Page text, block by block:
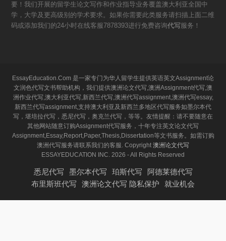
要！我们开展的留学生论文写作和作业指导业务覆盖澳大利亚全国中
学，大学及更高级别的学术要求。如果你需要此类服务请扫描上面二维
码或添加我们的24小时在线客服7878393进行免费咨询代写服务！
EssayEducation.Com 是一家专门为华人留学生提供英语英文Assignment论
文润色代写文书帮助机构，我们提供澳洲论文代写,澳洲Assignment代写,澳
洲作业代写,澳大利亚代写,新西兰代写,澳洲代写assignment,澳洲代写essay,
新西兰代写assignment,支持澳大利亚及新西兰多地区代写服务如墨尔本代
写，堪培拉代写，悉尼代写，奥克兰代写，等等。友情提醒：请不要随意在
其他网站随意订购Assignment代写服务，十年专注英文论文代写
Assignment,Essay,Report,Paper,Thesis,Dissertation等文书服务。如需订购
澳洲代写服务请联系我们的客服. Copyright 澳洲论文代写
ESSAYEDUCATION INC. 2026 - All Rights Reserved
悉尼代写 墨尔本代写 珀斯代写
阿德莱德代写
布里斯班代写
澳洲论文代写 隐私保护 就业机会